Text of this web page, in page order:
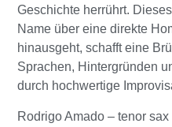
Geschichte herrührt.
Name über eine direkte
hinausgeht, schafft eine
Sprachen, Hintergründen
durch hochwertige
Rodrigo Amado – tenor sax